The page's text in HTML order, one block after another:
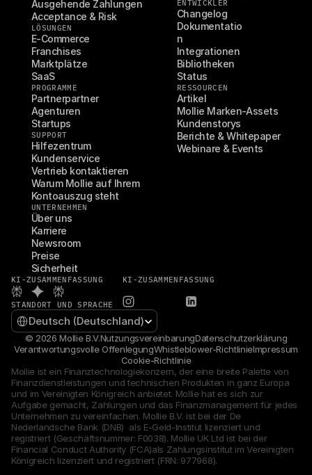
Ausgehende Zahlungen
Acceptance & Risk
LÖSUNGEN
E-Commerce
Franchises
Marktplätze
SaaS
PROGRAMME
Partnerpartner
Agenturen
Startups
SUPPORT
Hilfezentrum
Kundenservice
Vertrieb kontaktieren
Warum Mollie auf Ihrem
Kontoauszug steht
UNTERNEHMEN
Über uns
Karriere
Newsroom
Preise
Sicherheit
ENTWICKLER
Changelog
Dokumentatio
n
Integrationen
Bibliotheken
Status
RESSOURCEN
Artikel
Mollie Marken-Assets
Kundenstorys
Berichte & Whitepaper
Webinare & Events
KI-ZUSAMMENFASSUNG KI-ZUSAMMENFASSUNG
STANDORT UND SPRACHE
Select Language
Deutsch (Deutschland)
© 2026 Mollie B.V.NutzungsvereinbarungDatenschutzerklärung
Verantwortungsvolle OffenlegungWhistleblower-RichtlinieImpressum
Cookie-Richtlinie
Mollie ist ein Finanztechnologiekonzern, der eine breite Palette von
Finanzdienstleistungen und technischen Produkten in ganz Europa
und im Vereinigten Königreich anbietet. Mollie hat es sich zur
Aufgabe gemacht, Zahlungen und das Finanzmanagement für jedes
Unternehmen zu vereinfachen. Mollie B.V. ist bei der De
Nederlandsche Bank (DNB)  als E-Geld-Institut lizenziert und
registriert (Geschäftsnummer: F0038). Mollie UK Ltd ist bei der
Financial Conduct Authority (FCA)als Zahlungsinstitut im Vereinigten
Königreich lizenziert und registriert (FRN: 977968).